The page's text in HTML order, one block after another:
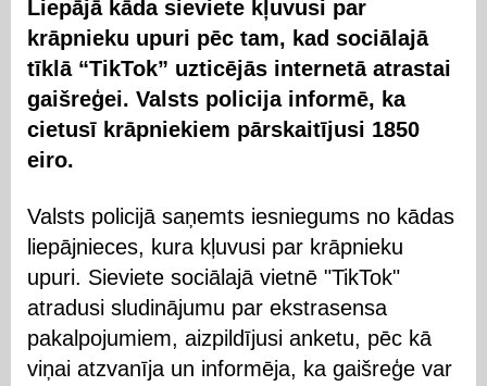
Liepājā kāda sieviete kļuvusi par
krāpnieku upuri pēc tam, kad sociālajā
tīklā “TikTok” uzticējās internetā atrastai
gaišreģei. Valsts policija informē, ka
cietusī krāpniekiem pārskaitījusi 1850
eiro.
Valsts policijā saņemts iesniegums no kādas
liepājnieces, kura kļuvusi par krāpnieku
upuri. Sieviete sociālajā vietnē "TikTok"
atradusi sludinājumu par ekstrasensa
pakalpojumiem, aizpildījusi anketu, pēc kā
viņai atzvanīja un informēja, ka gaišreģe var